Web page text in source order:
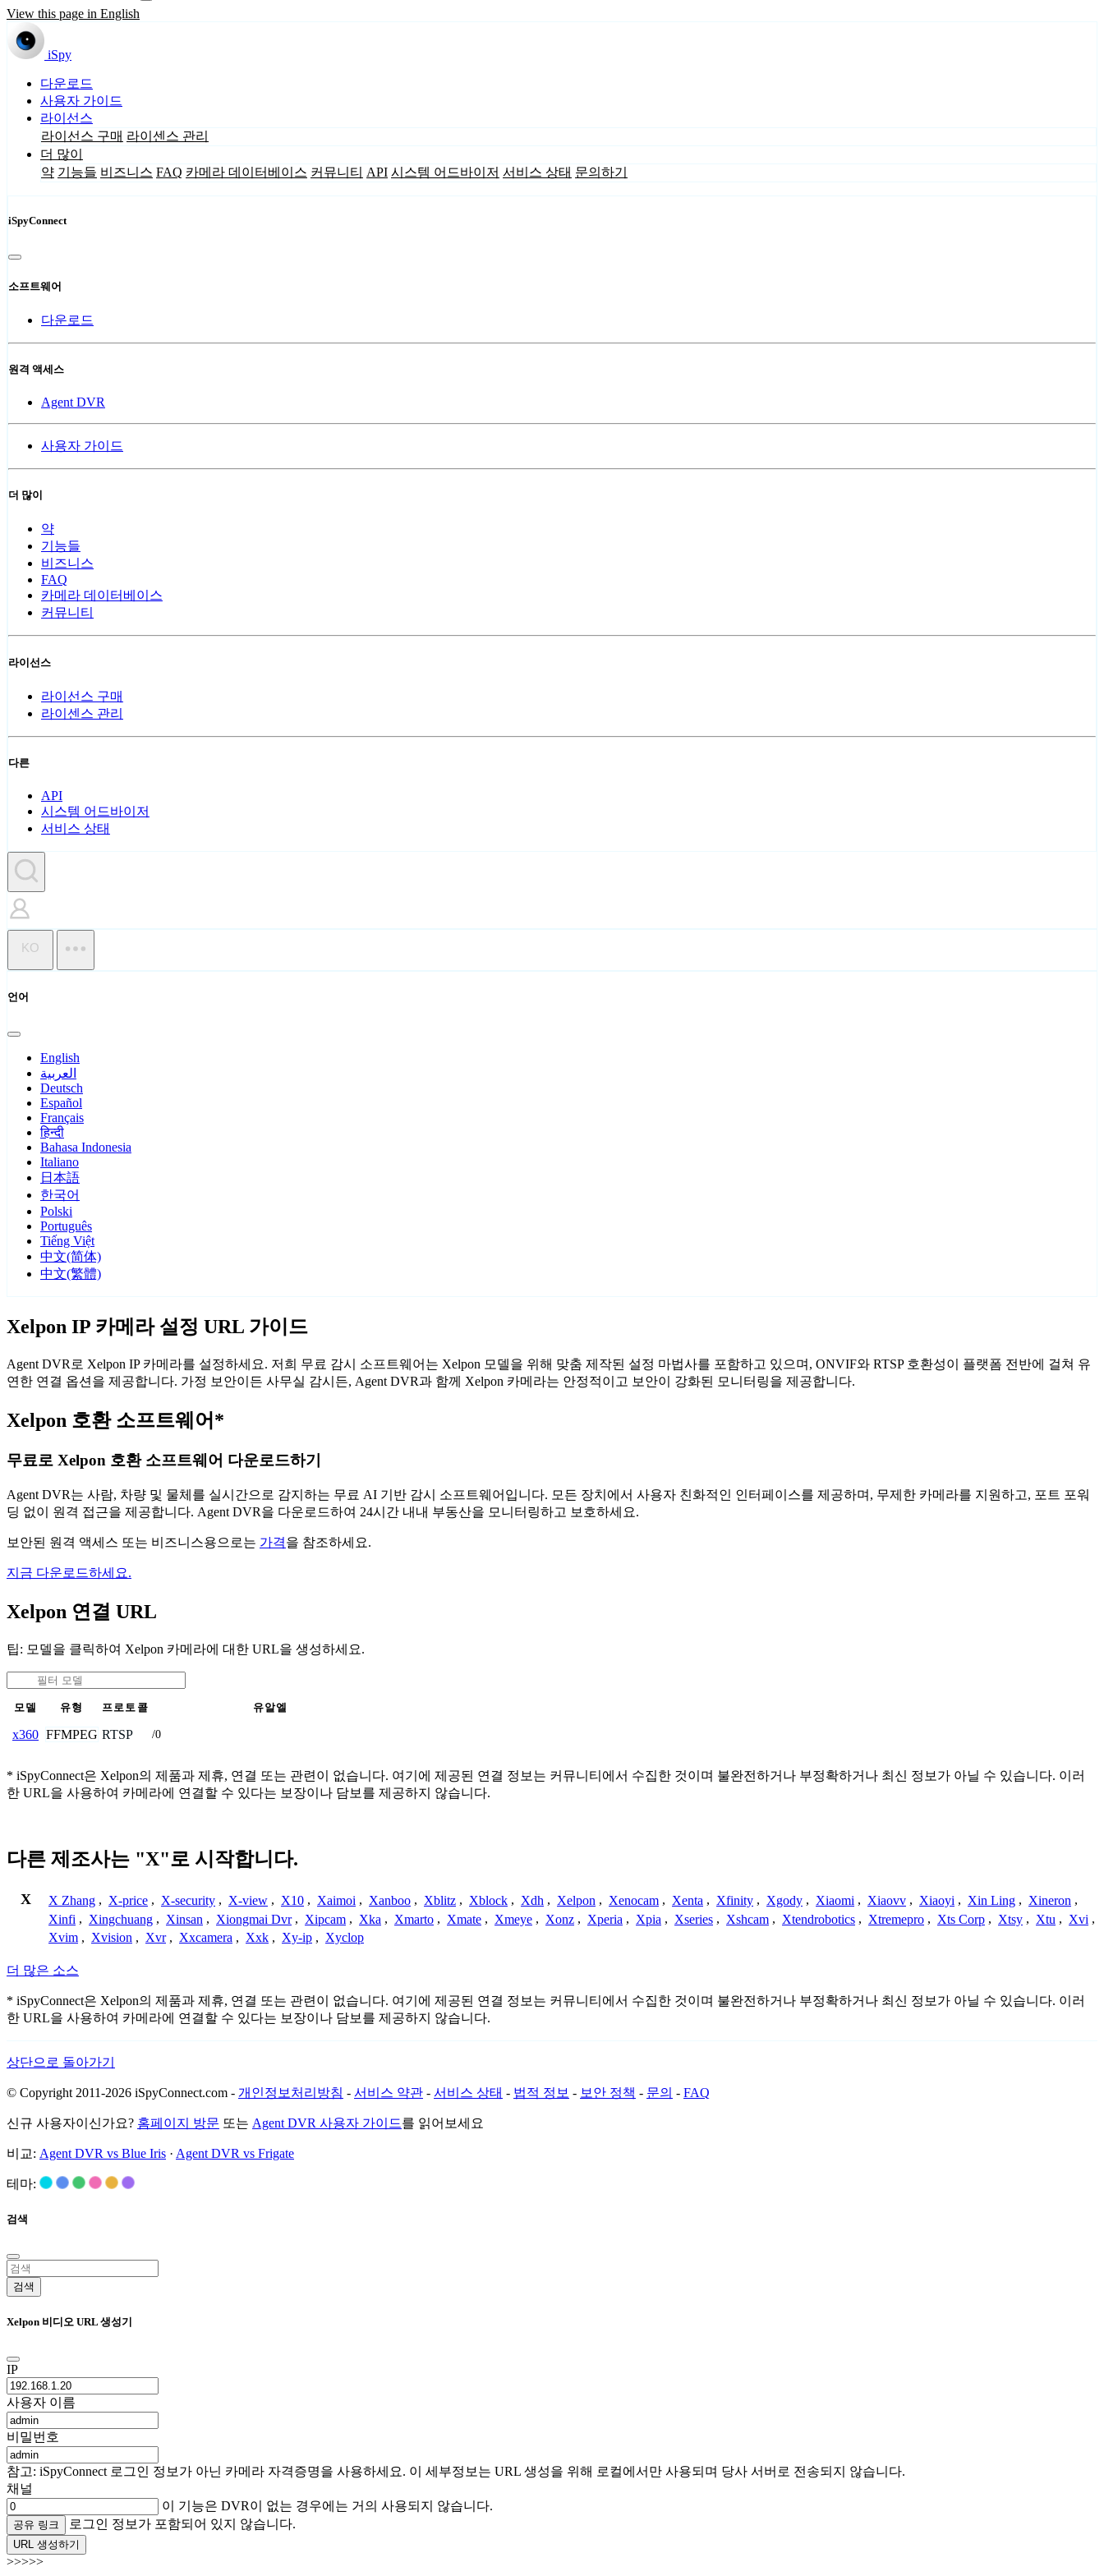
View this page in English
iSpy
다운로드
사용자 가이드
라이선스
라이선스 구매 라이센스 관리
더 많이
약 기능들 비즈니스 FAQ 카메라 데이터베이스 커뮤니티 API 시스템 어드바이저 서비스 상태 문의하기
iSpyConnect
소프트웨어
다운로드
원격 액세스
Agent DVR
사용자 가이드
더 많이
약
기능들
비즈니스
FAQ
카메라 데이터베이스
커뮤니티
라이선스
라이선스 구매
라이센스 관리
다른
API
시스템 어드바이저
서비스 상태
KO
언어
English
العربية
Deutsch
Español
Français
हिन्दी
Bahasa Indonesia
Italiano
日本語
한국어
Polski
Português
Tiếng Việt
中文(简体)
中文(繁體)
Xelpon IP 카메라 설정 URL 가이드
Agent DVR로 Xelpon IP 카메라를 설정하세요. 저희 무료 감시 소프트웨어는 Xelpon 모델을 위해 맞춤 제작된 설정 마법사를 포함하고 있으며, ONVIF와 RTSP 호환성이 플랫폼 전반에 걸쳐 유
연한 연결 옵션을 제공합니다. 가정 보안이든 사무실 감시든, Agent DVR과 함께 Xelpon 카메라는 안정적이고 보안이 강화된 모니터링을 제공합니다.
Xelpon 호환 소프트웨어*
무료로 Xelpon 호환 소프트웨어 다운로드하기
Agent DVR는 사람, 차량 및 물체를 실시간으로 감지하는 무료 AI 기반 감시 소프트웨어입니다. 모든 장치에서 사용자 친화적인 인터페이스를 제공하며, 무제한 카메라를 지원하고, 포트 포워
딩 없이 원격 접근을 제공합니다. Agent DVR을 다운로드하여 24시간 내내 부동산을 모니터링하고 보호하세요.
보안된 원격 액세스 또는 비즈니스용으로는 가격을 참조하세요.
지금 다운로드하세요.
Xelpon 연결 URL
팁: 모델을 클릭하여 Xelpon 카메라에 대한 URL을 생성하세요.
모델 유형 프로토콜 유알엘
x360 FFMPEG RTSP /0
* iSpyConnect은 Xelpon의 제품과 제휴, 연결 또는 관련이 없습니다. 여기에 제공된 연결 정보는 커뮤니티에서 수집한 것이며 불완전하거나 부정확하거나 최신 정보가 아닐 수 있습니다. 이러
한 URL을 사용하여 카메라에 연결할 수 있다는 보장이나 담보를 제공하지 않습니다.
다른 제조사는 "X"로 시작합니다.
X X Zhang , X-price , X-security , X-view , X10 , Xaimoi , Xanboo , Xblitz , Xblock , Xdh , Xelpon , Xenocam , Xenta , Xfinity , Xgody , Xiaomi , Xiaovv , Xiaoyi , Xin Ling , Xineron ,
Xinfi , Xingchuang , Xinsan , Xiongmai Dvr , Xipcam , Xka , Xmarto , Xmate , Xmeye , Xonz , Xperia , Xpia , Xseries , Xshcam , Xtendrobotics , Xtremepro , Xts Corp , Xtsy , Xtu , Xvi ,
Xvim , Xvision , Xvr , Xxcamera , Xxk , Xy-ip , Xyclop
더 많은 소스
* iSpyConnect은 Xelpon의 제품과 제휴, 연결 또는 관련이 없습니다. 여기에 제공된 연결 정보는 커뮤니티에서 수집한 것이며 불완전하거나 부정확하거나 최신 정보가 아닐 수 있습니다. 이러
한 URL을 사용하여 카메라에 연결할 수 있다는 보장이나 담보를 제공하지 않습니다.
상단으로 돌아가기
© Copyright 2011-2026 iSpyConnect.com - 개인정보처리방침 - 서비스 약관 - 서비스 상태 - 법적 정보 - 보안 정책 - 문의 - FAQ
신규 사용자이신가요? 홈페이지 방문 또는 Agent DVR 사용자 가이드를 읽어보세요
비교: Agent DVR vs Blue Iris · Agent DVR vs Frigate
테마:
검색
검색
Xelpon 비디오 URL 생성기
IP
사용자 이름
비밀번호
참고: iSpyConnect 로그인 정보가 아닌 카메라 자격증명을 사용하세요. 이 세부정보는 URL 생성을 위해 로컬에서만 사용되며 당사 서버로 전송되지 않습니다.
채널
이 기능은 DVR이 없는 경우에는 거의 사용되지 않습니다.
공유 링크 로그인 정보가 포함되어 있지 않습니다.
URL 생성하기
>>>>>